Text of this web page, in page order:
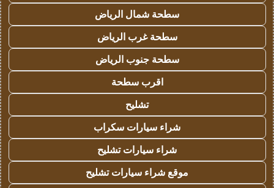
سطحة شمال الرياض
سطحة غرب الرياض
سطحة جنوب الرياض
اقرب سطحة
تشليح
شراء سيارات سكراب
شراء سيارات تشليح
موقع شراء سيارات تشليح